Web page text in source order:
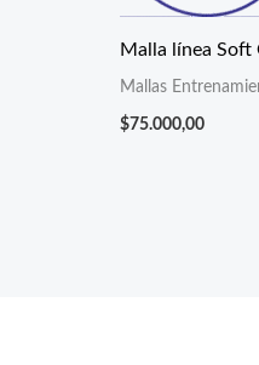
Malla línea Soft
Mallas
$75.000,00